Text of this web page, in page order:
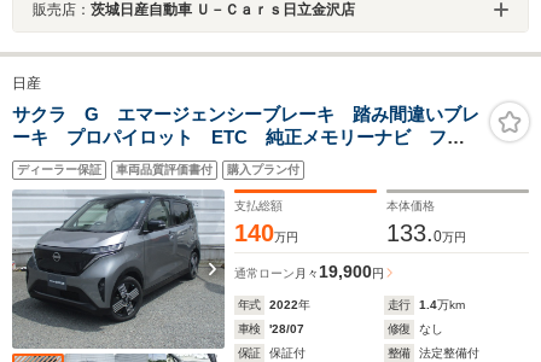
販売店： 茨城日産自動車 Ｕ－Ｃａｒｓ日立金沢店
日産
サクラ G エマージェンシーブレーキ 踏み間違いブレ
ーキ プロパイロット ETC 純正メモリーナビ フル
セグTV アラウンドビューモニター シートヒーター
ハンドルヒーター カーテンエアバック
ディーラー保証 車両品質評価書付 購入プラン付
支払総額
140万円
本体価格
133.0万円
通常ローン 月々19,900円
年式 2022年 走行 1.4万km
車検
'28/07 修復
なし
保証
保証付 整備
法定整備付